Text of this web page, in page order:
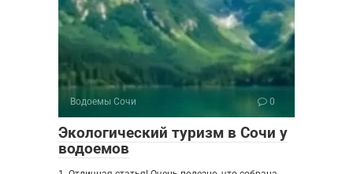
Водоемы Сочи 0
Экологический туризм в Сочи у
водоемов